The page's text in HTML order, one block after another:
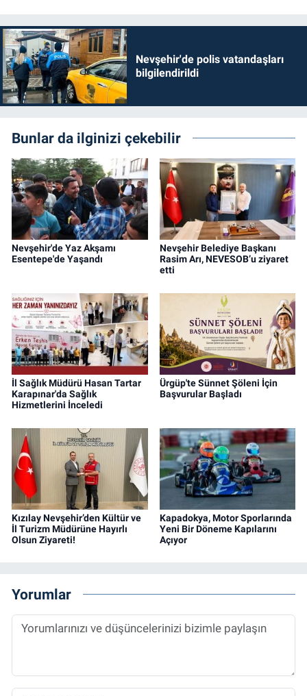
Nevşehir'de polis vatandaşları
bilgilendirildi
Bunlar da ilginizi çekebilir
Nevşehir'de Yaz Akşamı
Esentepe'de Yaşandı
Nevşehir Belediye Başkanı
Rasim Arı, NEVESOB’u ziyaret
etti
İl Sağlık Müdürü Hasan Tartar
Karapınar'da Sağlık
Hizmetlerini İnceledi
Ürgüp'te Sünnet Şöleni İçin
Başvurular Başladı
Kızılay Nevşehir’den Kültür ve
İl Turizm Müdürüne Hayırlı
Olsun Ziyareti!
Kapadokya, Motor Sporlarında
Yeni Bir Döneme Kapılarını
Açıyor
Yorumlar